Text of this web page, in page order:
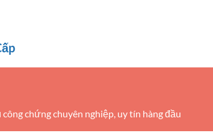
chứng chuyên nghiệp, uy tín hàng đầu